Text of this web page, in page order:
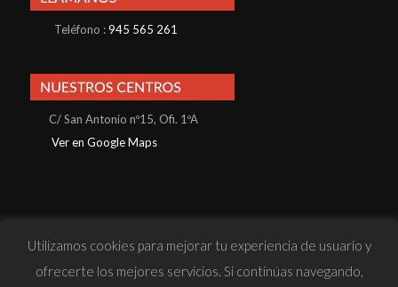
Teléfono :945 565 261
C/ San Antonio nº15, Ofi. 1ºA
Ver en Google Maps
· Política de Privacidad
Utilizamos cookies para mejorar tu experiencia de usuario y
ofrecerte los mejores servicios. Si continúas navegando,